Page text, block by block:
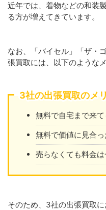
近年では、着物などの和装
る方が増えてきています。
なお、「バイセル」「ザ・
張買取には、以下のような
3社の出張買取のメ
無料で自宅まで来て
無料で価値に見合っ
売らなくても料金は
そのため、3社の出張買取